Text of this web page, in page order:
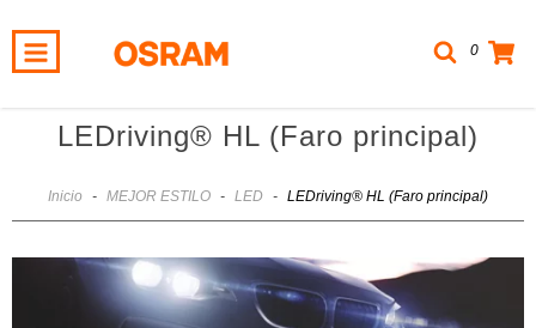
0
LEDriving® HL (Faro principal)
Inicio - MEJOR ESTILO - LED - LEDriving® HL (Faro principal)